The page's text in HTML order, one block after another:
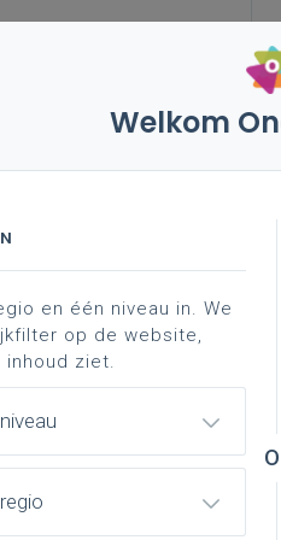
vakken en
D/A-finaliteit
achtergrond
Welkom
en één niveau in. We
op de website,
ziet.